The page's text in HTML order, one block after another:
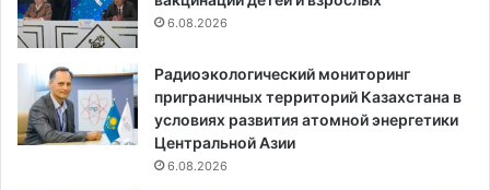
6.08.2026
Радиоэкологический мониторинг
приграничных территорий Казахстана в
условиях развития атомной энергетики
Центральной Азии
6.08.2026